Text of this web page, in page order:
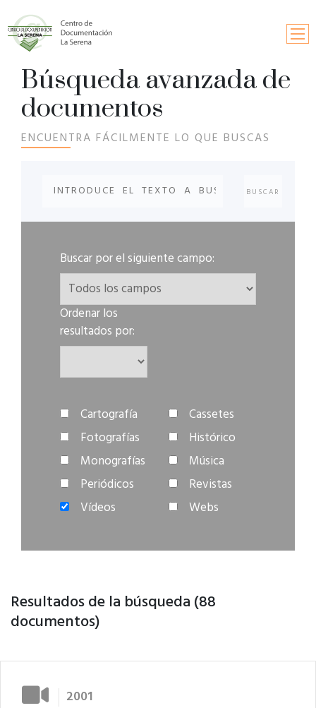
Inicio
Búsqueda
Información y contactos
Solicitud de publicaciones
Fondos documentales
Búsqueda avanzada de
documentos
ENCUENTRA FÁCILMENTE LO QUE BUSCAS
Buscar por el siguiente campo:
Ordenar los
resultados por:
Cartografía
Cassetes
Fotografías
Histórico
Monografías
Música
Periódicos
Revistas
Vídeos
Webs
Resultados de la búsqueda (88
documentos)
2001